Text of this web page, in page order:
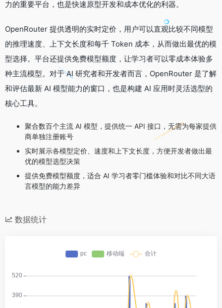
力的重要平台，也是快速原型开发和成本优化的利器。
OpenRouter 提供透明的实时定价，用户可以直观比较不同模型
的推理速度、上下文长度和每千 Token 成本，从而做出最优的模
型选择。平台还提供免费模型额度，让学习者可以零成本体验多
种主流模型。对于 AI 研究者和开发者而言，OpenRouter 是了解
和评估最新 AI 模型能力的窗口，也是构建 AI 应用时灵活选型的
核心工具。
聚合数百个主流 AI 模型，提供统一 API 接口，无需为每家提供
商单独注册账号
实时展示各模型定价、速度和上下文长度，方便开发者做出最
优的模型选型决策
提供免费模型额度，适合 AI 学习者零门槛体验和对比不同大语
言模型的能力差异
数据统计